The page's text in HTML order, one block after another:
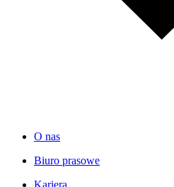
O nas
Biuro prasowe